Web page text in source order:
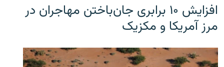
افزایش ۱۰ برابری جان‌باختن مهاجران در
مرز آمریکا و مکزیک